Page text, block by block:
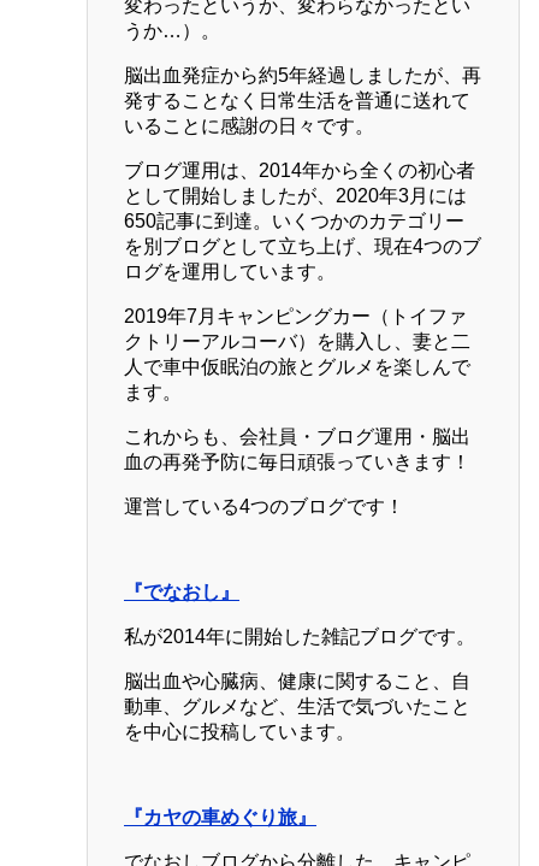
変わったというか、変わらなかったとい
うか…）。
脳出血発症から約5年経過しましたが、再
発することなく日常生活を普通に送れて
いることに感謝の日々です。
ブログ運用は、2014年から全くの初心者
として開始しましたが、2020年3月には
650記事に到達。いくつかのカテゴリー
を別ブログとして立ち上げ、現在4つのブ
ログを運用しています。
2019年7月キャンピングカー（トイファ
クトリーアルコーバ）を購入し、妻と二
人で車中仮眠泊の旅とグルメを楽しんで
ます。
これからも、会社員・ブログ運用・脳出
血の再発予防に毎日頑張っていきます！
運営している4つのブログです！
『でなおし』
私が2014年に開始した雑記ブログです。
脳出血や心臓病、健康に関すること、自
動車、グルメなど、生活で気づいたこと
を中心に投稿しています。
『カヤの車めぐり旅』
でなおしブログから分離した、キャンピ